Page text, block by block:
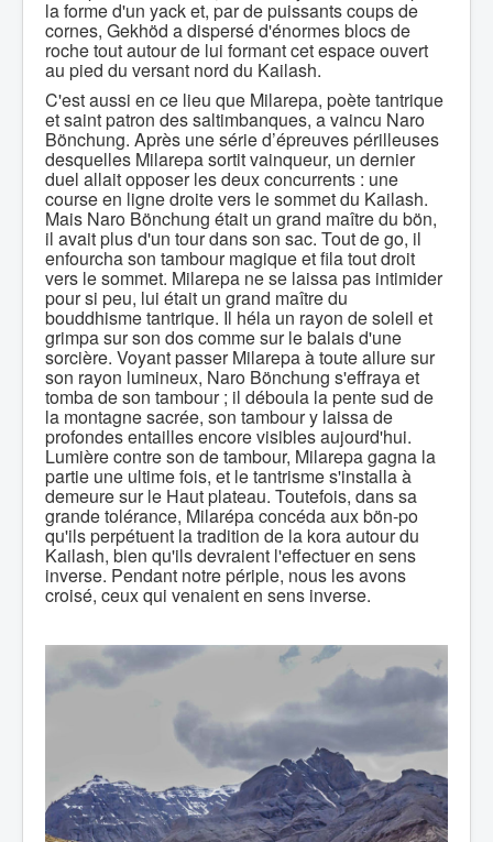
la forme d'un yack et, par de puissants coups de
cornes, Gekhöd a dispersé d'énormes blocs de
roche tout autour de lui formant cet espace ouvert
au pied du versant nord du Kailash.
C'est aussi en ce lieu que Milarepa, poète tantrique
et saint patron des saltimbanques, a vaincu Naro
Bönchung. Après une série d’épreuves périlleuses
desquelles Milarepa sortit vainqueur, un dernier
duel allait opposer les deux concurrents : une
course en ligne droite vers le sommet du Kailash.
Mais Naro Bönchung était un grand maître du bön,
il avait plus d'un tour dans son sac. Tout de go, il
enfourcha son tambour magique et fila tout droit
vers le sommet. Milarepa ne se laissa pas intimider
pour si peu, lui était un grand maître du
bouddhisme tantrique. Il héla un rayon de soleil et
grimpa sur son dos comme sur le balais d'une
sorcière. Voyant passer Milarepa à toute allure sur
son rayon lumineux, Naro Bönchung s'effraya et
tomba de son tambour ; il déboula la pente sud de
la montagne sacrée, son tambour y laissa de
profondes entailles encore visibles aujourd'hui.
Lumière contre son de tambour, Milarepa gagna la
partie une ultime fois, et le tantrisme s'installa à
demeure sur le Haut plateau. Toutefois, dans sa
grande tolérance, Milarépa concéda aux bön-po
qu'ils perpétuent la tradition de la kora autour du
Kailash, bien qu'ils devraient l'effectuer en sens
inverse. Pendant notre périple, nous les avons
croisé, ceux qui venaient en sens inverse.